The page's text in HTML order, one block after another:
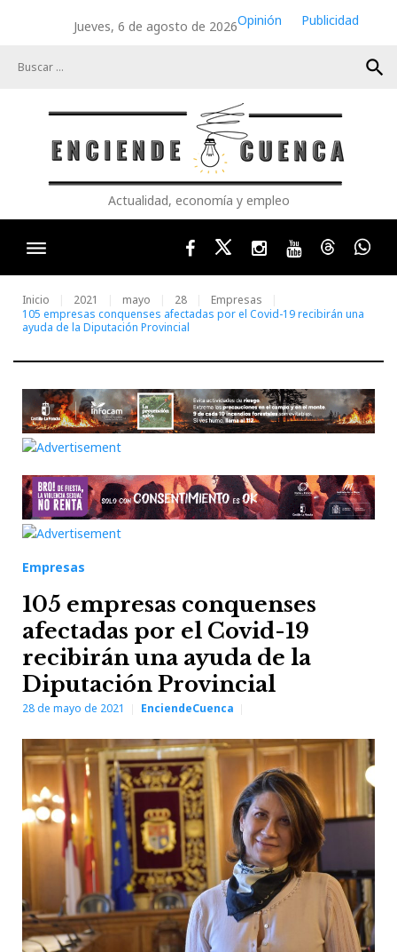
Jueves, 6 de agosto de 2026Opinión
Publicidad
search
Actualidad, economía y empleo
FacebookTwitterInstagram
YoutubeThreads
Inicio 2021 mayo 28
Empresas
105 empresas conquenses afectadas por el Covid-19 recibirán una
ayuda de la Diputación Provincial
Empresas
105 empresas conquenses
afectadas por el Covid-19
recibirán una ayuda de la
Diputación Provincial
28 de mayo de 2021 EnciendeCuenca